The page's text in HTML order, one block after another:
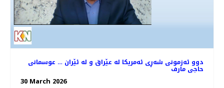
دوو ئەزمونی شەڕی ئەمریکا لە عێراق و لە ئێران … عوسمانی
حاجی مارف
30 March 2026